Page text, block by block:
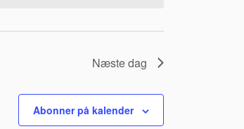
Næste dag
Abonner på kalender